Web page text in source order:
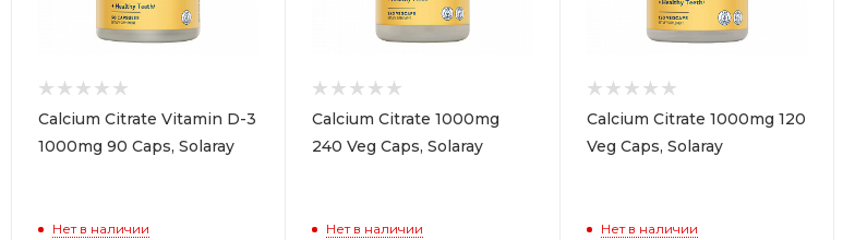
Calcium Citrate Vitamin D-3
1000mg 90 Caps, Solaray
Нет в наличии
Calcium Citrate 1000mg
240 Veg Caps, Solaray
Нет в наличии
Calcium Citrate 1000mg 120
Veg Caps, Solaray
Нет в наличии